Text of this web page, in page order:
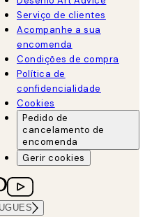
Serviço de clientes
Acompanhe a sua
encomenda
Condições de compra
Política de
confidencialidade
Cookies
Pedido de
cancelamento de
encomenda
Gerir cookies